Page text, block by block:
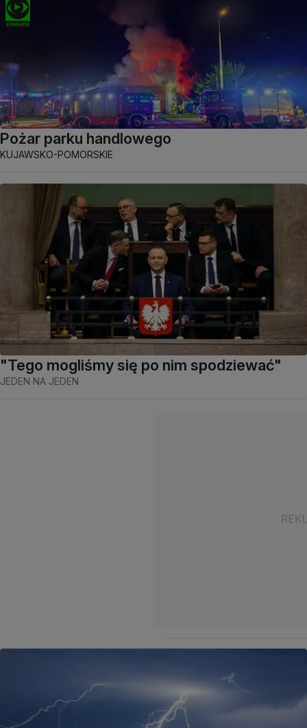
Pożar parku handlowego
KUJAWSKO-POMORSKIE
"Tego mogliśmy się po nim spodziewać"
JEDEN NA JEDEN